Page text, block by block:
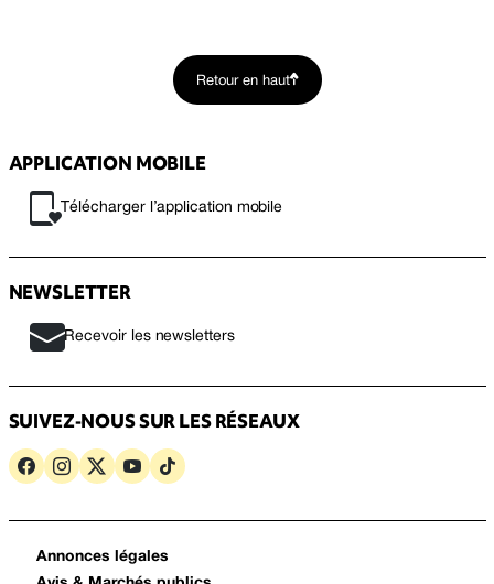
Retour en haut
APPLICATION MOBILE
Télécharger l’application mobile
NEWSLETTER
Recevoir les newsletters
SUIVEZ-NOUS SUR LES RÉSEAUX
Annonces légales